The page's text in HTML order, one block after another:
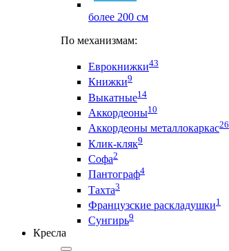
более 200 см
По механизмам:
Еврокнижки43
Книжки9
Выкатные14
Аккордеоны10
Аккордеоны металлокаркас26
Клик-кляк9
Софа2
Пантограф4
Тахта3
Французские раскладушки1
Сунгирь9
Кресла